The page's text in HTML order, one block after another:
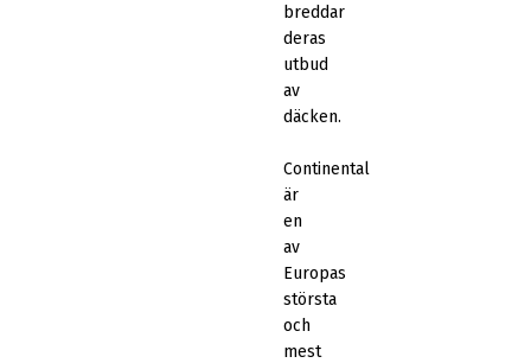
breddar
deras
utbud
av
däcken.
Continental
är
en
av
Europas
största
och
mest